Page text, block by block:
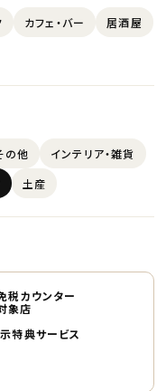
カフェ・バー
居酒屋
の他
インテリア・雑貨
土産
税カウンター
象店
特典サービス